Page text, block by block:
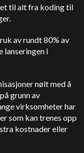
til alt fra koding til
av rundt 80% av
lanseringen i
nølt med å
grunn av
virksomheter har
som kan trenes opp
kostnader eller